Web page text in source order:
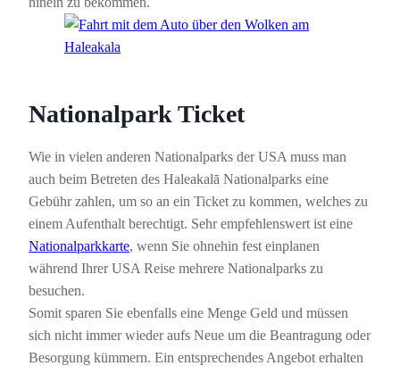
Nationalpark Ticket
Wie in vielen anderen Nationalparks der USA muss man
auch beim Betreten des Haleakalā Nationalparks eine
Gebühr zahlen, um so an ein Ticket zu kommen, welches zu
einem Aufenthalt berechtigt. Sehr empfehlenswert ist eine
Nationalparkkarte, wenn Sie ohnehin fest einplanen
während Ihrer USA Reise mehrere Nationalparks zu
besuchen.
Somit sparen Sie ebenfalls eine Menge Geld und müssen
sich nicht immer wieder aufs Neue um die Beantragung oder
Besorgung kümmern. Ein entsprechendes Angebot erhalten